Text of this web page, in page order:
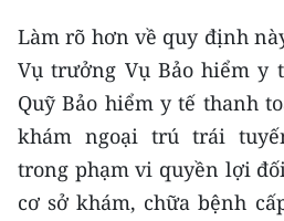
Media Du lịch
Media Thế giới
Media Thể thao
Media Giáo dục
Làm rõ hơn về quy định
Vụ trưởng Vụ Bảo hiểm y
Quỹ Bảo hiểm y tế thanh
khám ngoại trú trái
trong phạm vi quyền lợi
cơ sở khám, chữa bệnh